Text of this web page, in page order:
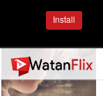
Install